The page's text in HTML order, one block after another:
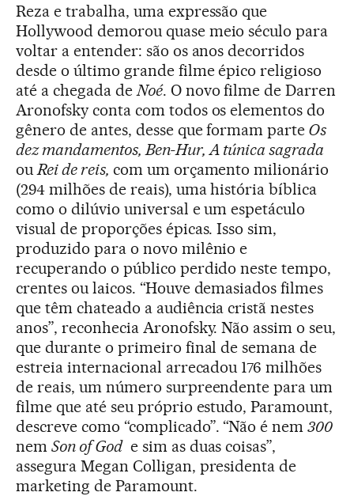
Reza e trabalha, uma expressão que
Hollywood demorou quase meio século para
voltar a entender: são os anos decorridos
desde o último grande filme épico religioso
até a chegada de Noé. O novo filme de Darren
Aronofsky conta com todos os elementos do
gênero de antes, desse que formam parte Os
dez mandamentos, Ben-Hur, A túnica sagrada
ou Rei de reis, com um orçamento milionário
(294 milhões de reais), uma história bíblica
como o dilúvio universal e um espetáculo
visual de proporções épicas. Isso sim,
produzido para o novo milênio e
recuperando o público perdido neste tempo,
crentes ou laicos. “Houve demasiados filmes
que têm chateado a audiência cristã nestes
anos”, reconhecia Aronofsky. Não assim o seu,
que durante o primeiro final de semana de
estreia internacional arrecadou 176 milhões
de reais, um número surpreendente para um
filme que até seu próprio estudo, Paramount,
descreve como “complicado”. “Não é nem300
nem Son of Gode sim as duas coisas”,
assegura Megan Colligan, presidenta de
marketing de Paramount.